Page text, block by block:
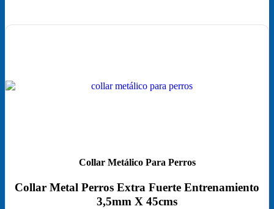
Collar Metálico Para Perros
Collar Metal Perros Extra Fuerte Entrenamiento
3,5mm X 45cms